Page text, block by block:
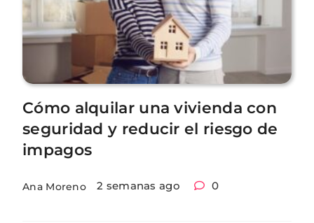
Cómo alquilar una vivienda con
seguridad y reducir el riesgo de
impagos
Ana Moreno 2 semanas ago 0